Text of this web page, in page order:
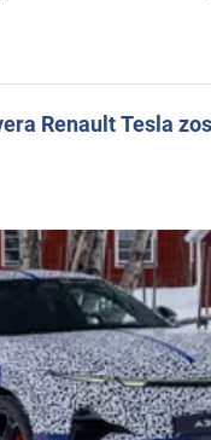
Renault Tesla